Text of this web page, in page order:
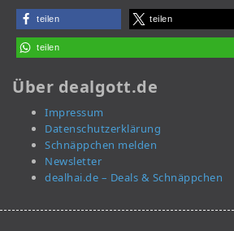
teilen teilen
teilen
Über dealgott.de
Impressum
Datenschutzerklärung
Schnäppchen melden
Newsletter
dealhai.de – Deals & Schnäppchen